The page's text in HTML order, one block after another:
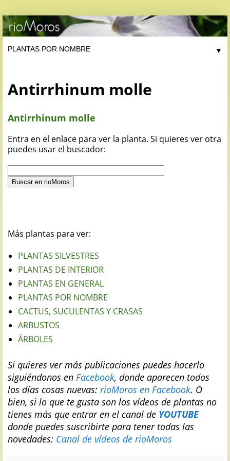
▼
Antirrhinum molle
Antirrhinum molle
Entra en el enlace para ver la planta. Si quieres ver otra
puedes usar el buscador:
Más plantas para ver:
PLANTAS SILVESTRES
PLANTAS DE INTERIOR
PLANTAS EN GENERAL
PLANTAS POR NOMBRE
CACTUS, SUCULENTAS Y CRASAS
ARBUSTOS
ÁRBOLES
Si quieres ver más publicaciones puedes hacerlo
siguiéndonos en Facebook, donde aparecen todos
los días cosas nuevas: rioMoros en Facebook. O
bien, si lo que te gusta son los vídeos de plantas no
tienes más que entrar en el canal de YOUTUBE
donde puedes suscribirte para tener todas las
novedades: Canal de vídeos de rioMoros